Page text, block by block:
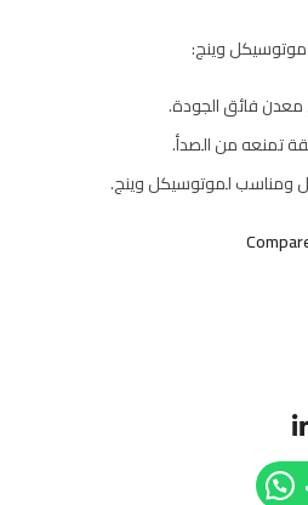
وينج:
فائق الجودة.
تمنعه من الصدأ.
ومناسب لموتوسيكل وينج.